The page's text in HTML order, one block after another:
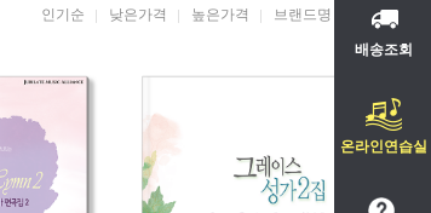
배송조회
온라인연습실
인기순 낮은가격 높은가격 브랜드명